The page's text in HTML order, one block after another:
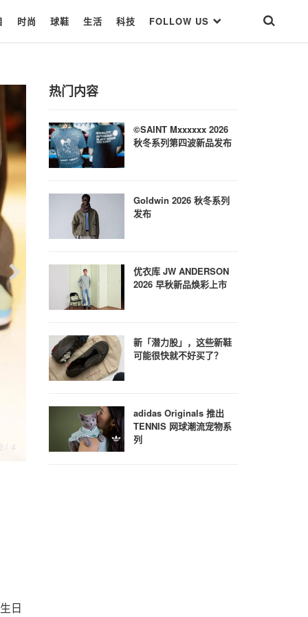
时尚 球鞋 生活 科技 FOLLOW US
/ 4
日
热门内容
©SAINT Mxxxxxx 2026
秋冬系列第四波新品发布
Goldwin 2026 秋冬系列
发布
优衣库 JW ANDERSON
2026 早秋新品焕彩上市
新「潜力股」，这些新鞋
可能很快就不好买了？
adidas Originals 推出
TENNIS 网球潮流宠物系
列